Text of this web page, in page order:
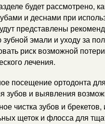
будет рассмотрено,
и деснами при
представлены
эмали и уходу за
риск возможной
лечения.
посещение ортодонта
зубов и выявления
чистка зубов и
щеток и флосса для